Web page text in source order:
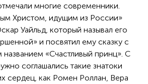
многие современники.
Христом, идущим из России»
Уайльд, который называл его
и посвятил ему сказку с
названием «Счастливый принц». С
соглашались такие знатоки
сердец, как Ромен Роллан, Вера